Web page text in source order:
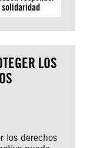
LOS
los derechos